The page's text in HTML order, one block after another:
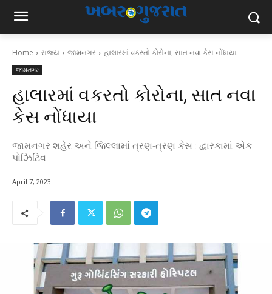
Home રાજ્ય જામનગર હાલારમાં વકરતો કોરોના, સાત નવા કેસ નોંધાયા
જામનગર
હાલારમાં વકરતો કોરોના, સાત નવા
કેસ નોંધાયા
જામનગર શહેર અને જિલ્લામાં ત્રણ-ત્રણ કેસ : દ્વારકામાં એક
પોઝિટિવ
April 7, 2023